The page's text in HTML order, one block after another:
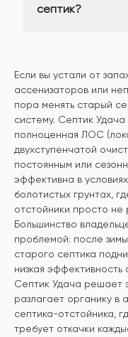
септик?
Если вы устали от
ассенизаторов или
пора менять старый
систему. Септик
полноценная ЛОС
двухступенчатой
постоянным или
эффективна в
болотистых грунтах,
отстойники просто не
Большинство
проблемой: после
старого септика
низкая эффективность
Септик Удача решает
разлагает органику в
септика-отстойника,
требует откачки